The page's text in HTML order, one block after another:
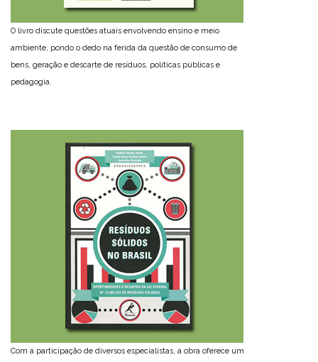
O livro discute questões atuais envolvendo ensino e meio
ambiente, pondo o dedo na ferida da questão de consumo de
bens, geração e descarte de resíduos, políticas públicas e
pedagogia.
Com a participação de diversos especialistas, a obra oferece um